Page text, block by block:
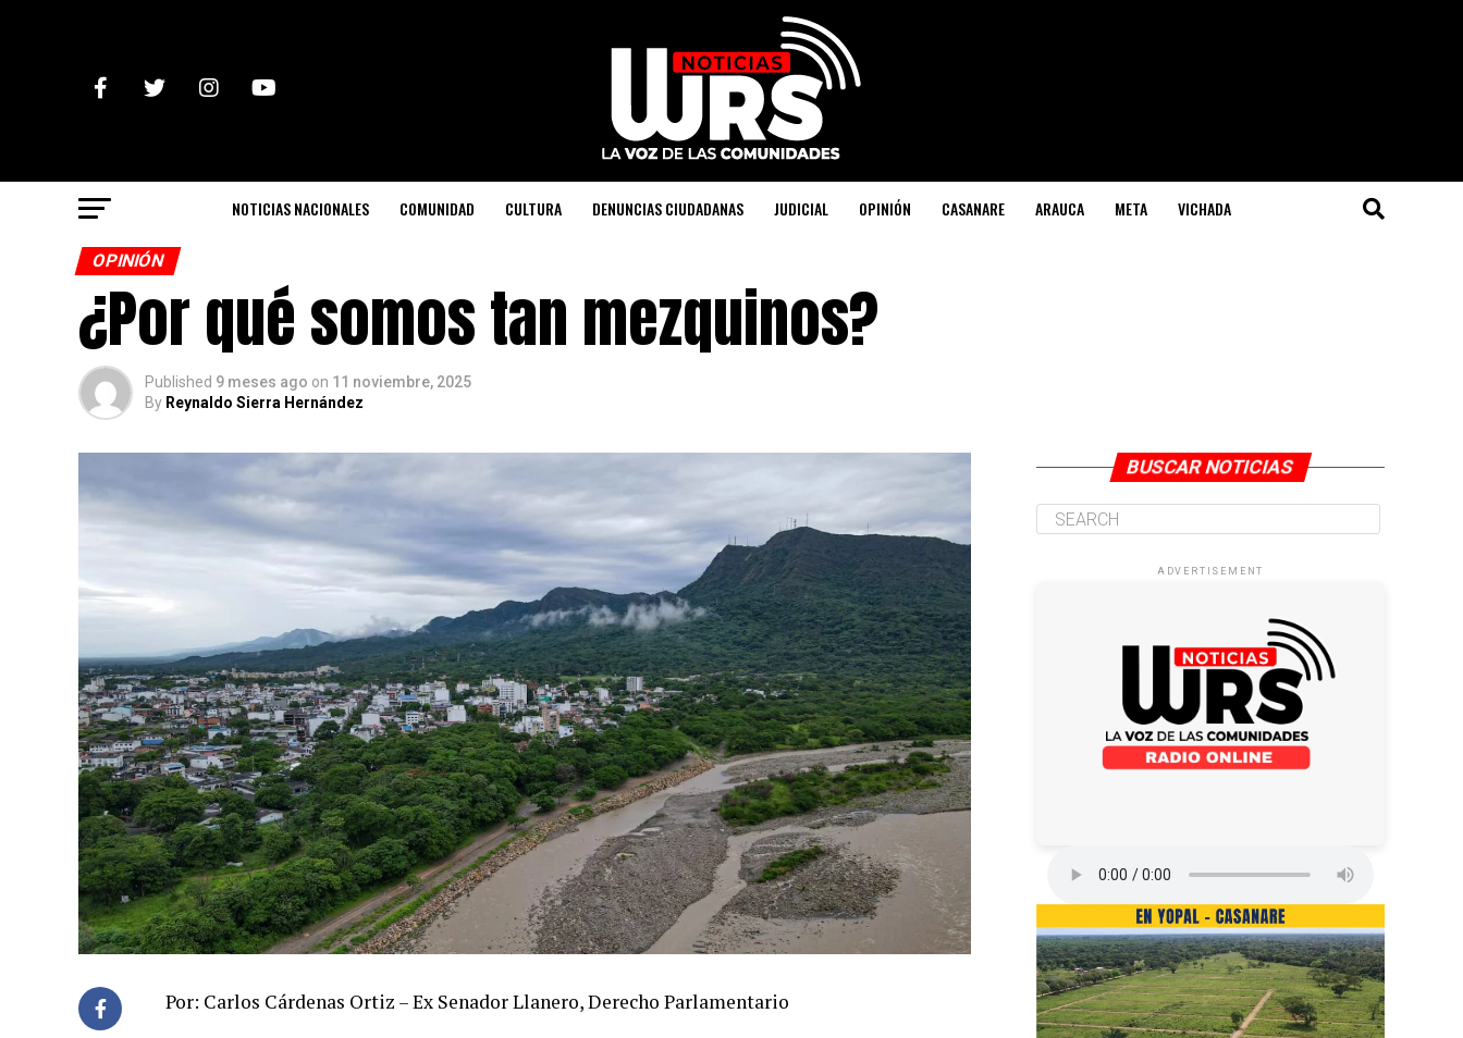
NOTICIAS NACIONALES COMUNIDAD CULTURA DENUNCIAS CIUDADANAS JUDICIAL OPINIÓN CASANARE ARAUCA META VICHADA
OPINIÓN
¿Por qué somos tan mezquinos?
Published 9 meses ago on 11 noviembre, 2025
By Reynaldo Sierra Hernández
Por: Carlos Cárdenas Ortiz – Ex Senador Llanero, Derecho Parlamentario
BUSCAR NOTICIAS
ADVERTISEMENT